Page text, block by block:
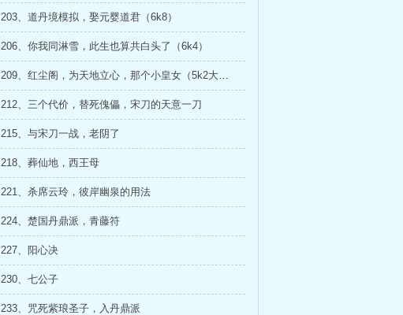
203、道丹境模拟，娶元婴道君（6k8）
206、你我同淋雪，此生也算共白头了（6k4）
209、红尘阁，为天地立心，那个小皇女（5k2大章）
212、三个代价，替死傀儡，宋刀的天意一刀
215、与宋刀一战，老阴了
218、葬仙地，西王母
221、杀席云玲，彼岸幽泉的用法
224、楚国丹鼎派，青藤符
227、阳心决
230、七公子
233、咒死紫琅圣子，入丹鼎派